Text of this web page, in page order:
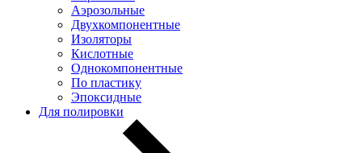
Аэрозольные
Двухкомпонентные
Изоляторы
Кислотные
Однокомпонентные
По пластику
Эпоксидные
Для полировки